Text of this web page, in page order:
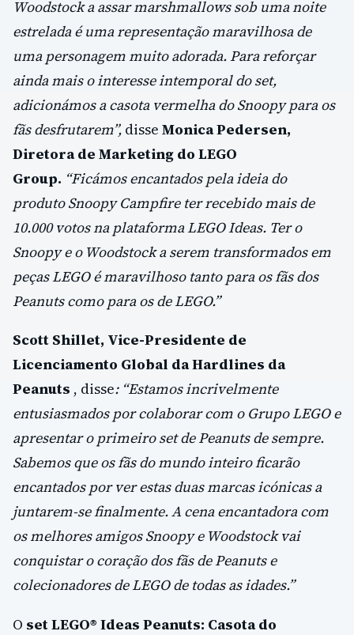
Woodstock a assar marshmallows sob uma noite
estrelada é uma representação maravilhosa de
uma personagem muito adorada. Para reforçar
ainda mais o interesse intemporal do set,
adicionámos a casota vermelha do Snoopy para os
fãs desfrutarem”, disse Monica Pedersen,
Diretora de Marketing do LEGO
Group. “Ficámos encantados pela ideia do
produto Snoopy Campfire ter recebido mais de
10.000 votos na plataforma LEGO Ideas. Ter o
Snoopy e o Woodstock a serem transformados em
peças LEGO é maravilhoso tanto para os fãs dos
Peanuts como para os de LEGO.”
Scott Shillet, Vice-Presidente de
Licenciamento Global da Hardlines da
Peanuts , disse: “Estamos incrivelmente
entusiasmados por colaborar com o Grupo LEGO e
apresentar o primeiro set de Peanuts de sempre.
Sabemos que os fãs do mundo inteiro ficarão
encantados por ver estas duas marcas icónicas a
juntarem-se finalmente. A cena encantadora com
os melhores amigos Snoopy e Woodstock vai
conquistar o coração dos fãs de Peanuts e
colecionadores de LEGO de todas as idades.”
O set LEGO® Ideas Peanuts: Casota do